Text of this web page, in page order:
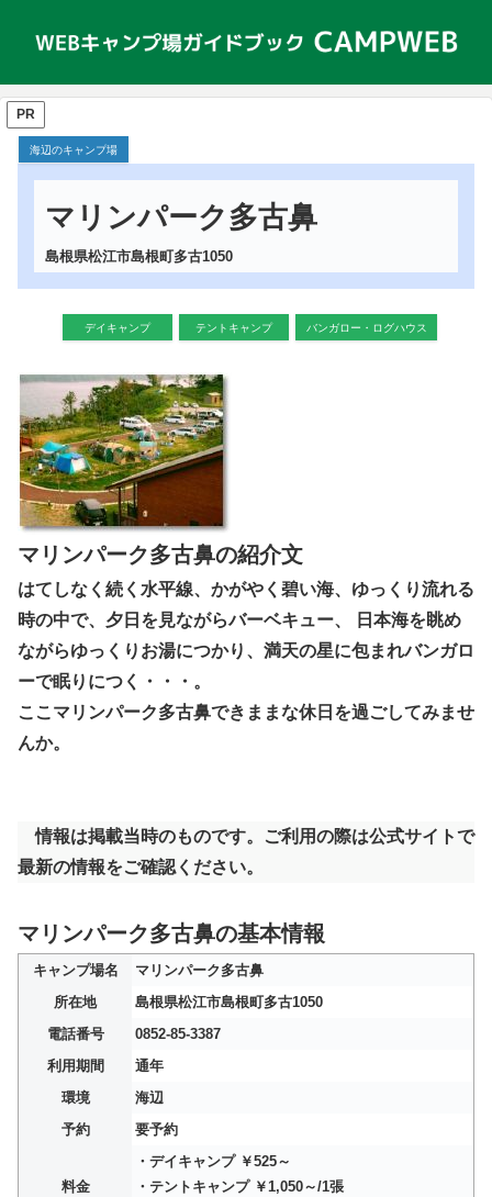
PR
海辺のキャンプ場
マリンパーク多古鼻
島根県松江市島根町多古1050
デイキャンプ テントキャンプ バンガロー・ログハウス
マリンパーク多古鼻の紹介文
はてしなく続く水平線、かがやく碧い海、ゆっくり流れる
時の中で、夕日を見ながらバーベキュー、 日本海を眺め
ながらゆっくりお湯につかり、満天の星に包まれバンガロ
ーで眠りにつく・・・。
ここマリンパーク多古鼻できままな休日を過ごしてみませ
んか。
情報は掲載当時のものです。ご利用の際は公式サイトで
最新の情報をご確認ください。
マリンパーク多古鼻の基本情報
キャンプ場名
マリンパーク多古鼻
所在地
島根県松江市島根町多古1050
電話番号
0852-85-3387
利用期間
通年
環境
海辺
予約
要予約
料金
・デイキャンプ ￥525～
・テントキャンプ ￥1,050～/1張